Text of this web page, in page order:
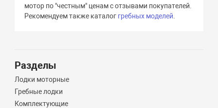
мотор по "честным" ценам с отзывами покупателей.
Рекомендуем также каталог гребных моделей
Разделы
Лодки моторные
Гребные лодки
Комплектующие